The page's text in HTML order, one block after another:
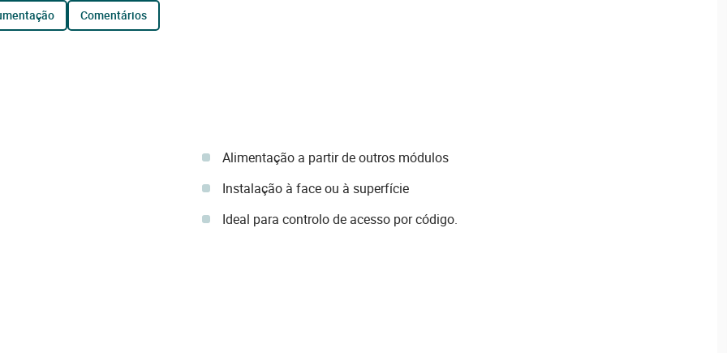
comentários
Alimentação a partir de outros módulos
Instalação à face ou à superfície
Ideal para controlo de acesso por código.